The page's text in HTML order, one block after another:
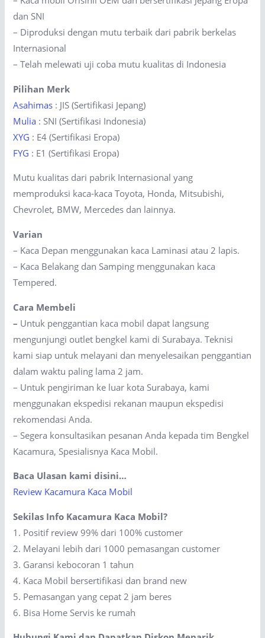
dan SNI
– Diproduksi dengan mutu terbaik dari pabrik berkelas
Internasional
– Telah melewati uji coba mutu kualitas di Indonesia
Pilihan Merk
Asahimas : JIS (Sertifikasi Jepang)
Mulia : SNI (Sertifikasi Indonesia)
XYG : E4 (Sertifikasi Eropa)
FYG : E1 (Sertifikasi Eropa)
Mutu kualitas dari pabrik Internasional yang
memproduksi kaca-kaca Toyota, Honda, Mitsubishi,
Chevrolet, BMW, Mercedes dan lainnya.
Varian
– Kaca Depan menggunakan kaca Laminasi atau 2 lapis.
– Kaca Belakang dan Samping menggunakan kaca
Tempered.
Cara Membeli
– Untuk penggantian kaca mobil dapat langsung
mengunjungi outlet bengkel kami di Surabaya. Teknisi
kami siap untuk melayani dan menyelesaikan penggantian
dalam waktu paling lama 2 jam.
– Untuk pengiriman ke luar kota Surabaya, kami
menggunakan ekspedisi rekanan maupun ekspedisi
rekomendasi Anda.
– Segera konsultasikan pesanan Anda kepada tim Bengkel
Kacamura, Spesialisnya Kaca Mobil.
Baca Ulasan kami disini…
Review Kacamura Kaca Mobil
Sekilas Info Kacamura Kaca Mobil?
1. Positif review 99% dari 100% customer
2. Melayani lebih dari 1000 pemasangan customer
3. Garansi kebocoran 1 tahun
4. Kaca Mobil bersertifikasi dan brand new
5. Pemasangan yang cepat 2 jam beres
6. Bisa Home Servis ke rumah